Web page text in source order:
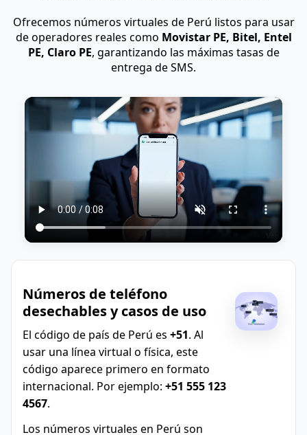
Ofrecemos números virtuales de Perú listos para usar
de operadores reales como Movistar PE, Bitel, Entel
PE, Claro PE, garantizando las máximas tasas de
entrega de SMS.
Números de teléfono
desechables y casos de uso
El código de país de Perú es +51. Al
usar una línea virtual o física, este
código aparece primero en formato
internacional. Por ejemplo: +51 555 123
4567.
Los números virtuales en Perú son